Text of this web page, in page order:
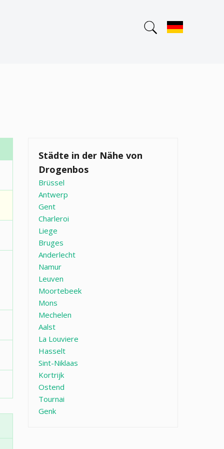
Städte in der Nähe von
Drogenbos
Brüssel
Antwerp
Gent
Charleroi
Liege
Bruges
Anderlecht
Namur
Leuven
Moortebeek
Mons
Mechelen
Aalst
La Louviere
Hasselt
Sint-Niklaas
Kortrijk
Ostend
Tournai
Genk